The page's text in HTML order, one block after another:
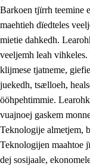
2.2 Maahtoe
2.3 Vihkeles
2.4 Lïeredh
2.5
2.5.1
2.5.2
Barkoen tjïrrh teemine
maehtieh dïedteles
mietie dahkedh.
veeljemh leah vihkeles.
klijmese tjatneme,
juekedh, tsælloeh,
ööhpehtimmie.
vuajnoej gaskem
Teknologije almetjem,
Teknologijen maahtoe
dej sosijaale,